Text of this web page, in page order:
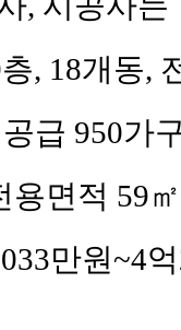
층, 18개동,
급 950가
용면적 59
만원~4